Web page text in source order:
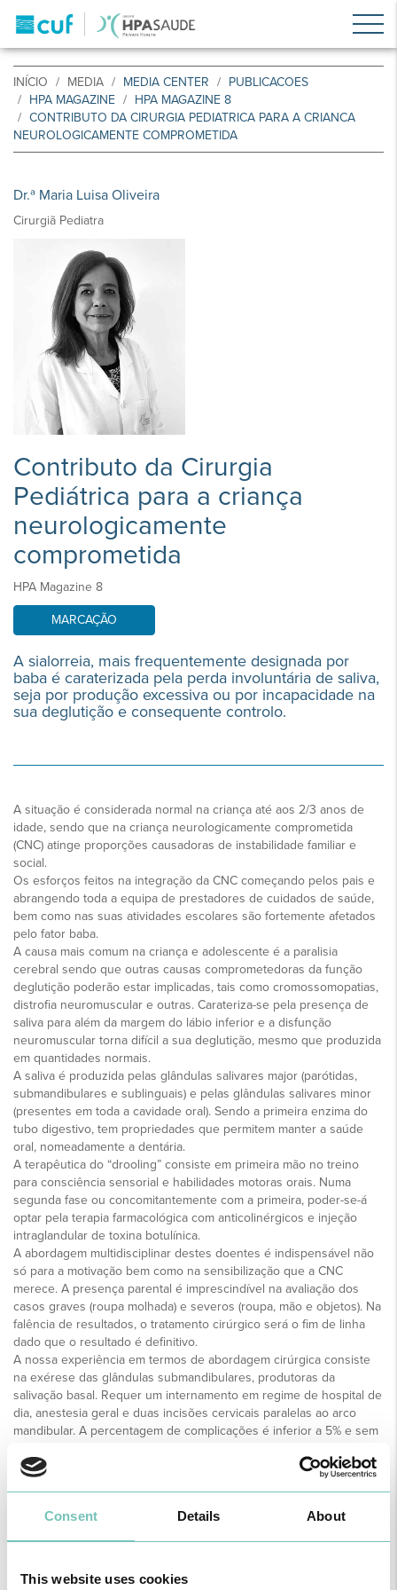
Consent Details About
This website uses cookies
INÍCIO MEDIA MEDIA CENTER
PUBLICACOES
HPA MAGAZINE
HPA MAGAZINE 8
CONTRIBUTO DA CIRURGIA PEDIATRICA PARA A CRIANCA
NEUROLOGICAMENTE COMPROMETIDA
Dr.ª Maria Luisa Oliveira
Cirurgiã Pediatra
Contributo da Cirurgia
Pediátrica para a criança
neurologicamente
comprometida
HPA Magazine 8
MARCAÇÃO
A sialorreia, mais frequentemente designada por
baba é caraterizada pela perda involuntária de saliva,
seja por produção excessiva ou por incapacidade na
sua deglutição e consequente controlo.
A situação é considerada normal na criança até aos 2/3 anos de
idade, sendo que na criança neurologicamente comprometida
(CNC) atinge proporções causadoras de instabilidade familiar e
social.
Os esforços feitos na integração da CNC começando pelos pais e
abrangendo toda a equipa de prestadores de cuidados de saúde,
bem como nas suas atividades escolares são fortemente afetados
pelo fator baba.
A causa mais comum na criança e adolescente é a paralisia
cerebral sendo que outras causas comprometedoras da função
deglutição poderão estar implicadas, tais como cromossomopatias,
distrofia neuromuscular e outras. Carateriza-se pela presença de
saliva para além da margem do lábio inferior e a disfunção
neuromuscular torna difícil a sua deglutição, mesmo que produzida
em quantidades normais.
A saliva é produzida pelas glândulas salivares major (parótidas,
submandibulares e sublinguais) e pelas glândulas salivares minor
(presentes em toda a cavidade oral). Sendo a primeira enzima do
tubo digestivo, tem propriedades que permitem manter a saúde
oral, nomeadamente a dentária.
A terapêutica do “drooling” consiste em primeira mão no treino
para consciência sensorial e habilidades motoras orais. Numa
segunda fase ou concomitantemente com a primeira, poder-se-á
optar pela terapia farmacológica com anticolinérgicos e injeção
intraglandular de toxina botulínica.
A abordagem multidisciplinar destes doentes é indispensável não
só para a motivação bem como na sensibilização que a CNC
merece. A presença parental é imprescindível na avaliação dos
casos graves (roupa molhada) e severos (roupa, mão e objetos). Na
falência de resultados, o tratamento cirúrgico será o fim de linha
dado que o resultado é definitivo.
A nossa experiência em termos de abordagem cirúrgica consiste
na exérese das glândulas submandibulares, produtoras da
salivação basal. Requer um internamento em regime de hospital de
dia, anestesia geral e duas incisões cervicais paralelas ao arco
mandibular. A percentagem de complicações é inferior a 5% e sem
O grau de satisfação dos pais e prestadores de cuidados no
devemos oferecer a estas crianças a possibilidade do tratamento
cirúrgico.
diagnóstico e tratamento cirúrgico de doenças, lesões ou